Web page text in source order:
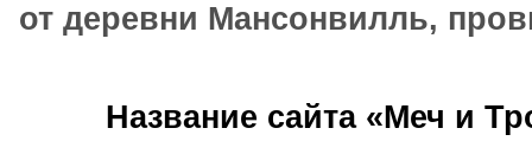
от деревни Мансонвилль,
Название сайта «Меч и